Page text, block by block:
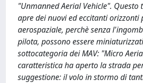
"Unmanned Aerial Vehicle". Questo
apre dei nuovi ed eccitanti orizzonti
aerospaziale, perchè senza
pilota, possono essere
sottocategoria dei MAV: "Micro
caratteristica ha aperto la strada
suggestione: il volo in stormo di